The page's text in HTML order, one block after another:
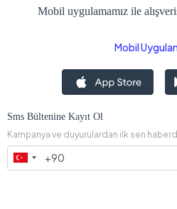
Mobil uygulamamız ile
Mobil
Sms Bültenine Kayıt Ol
Kampanya ve duyurulardan ilk sen